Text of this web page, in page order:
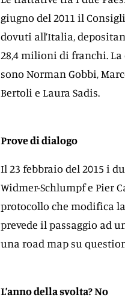
giugno del 2011 il
dovuti all’Italia,
28,4 milioni di franchi.
sono Norman Gobbi,
Bertoli e Laura Sadis.
Prove di dialogo
Il 23 febbraio del 2015 i
Widmer-Schlumpf e Pier
protocollo che modifica
prevede il passaggio ad
una road map su
L’anno della svolta? No